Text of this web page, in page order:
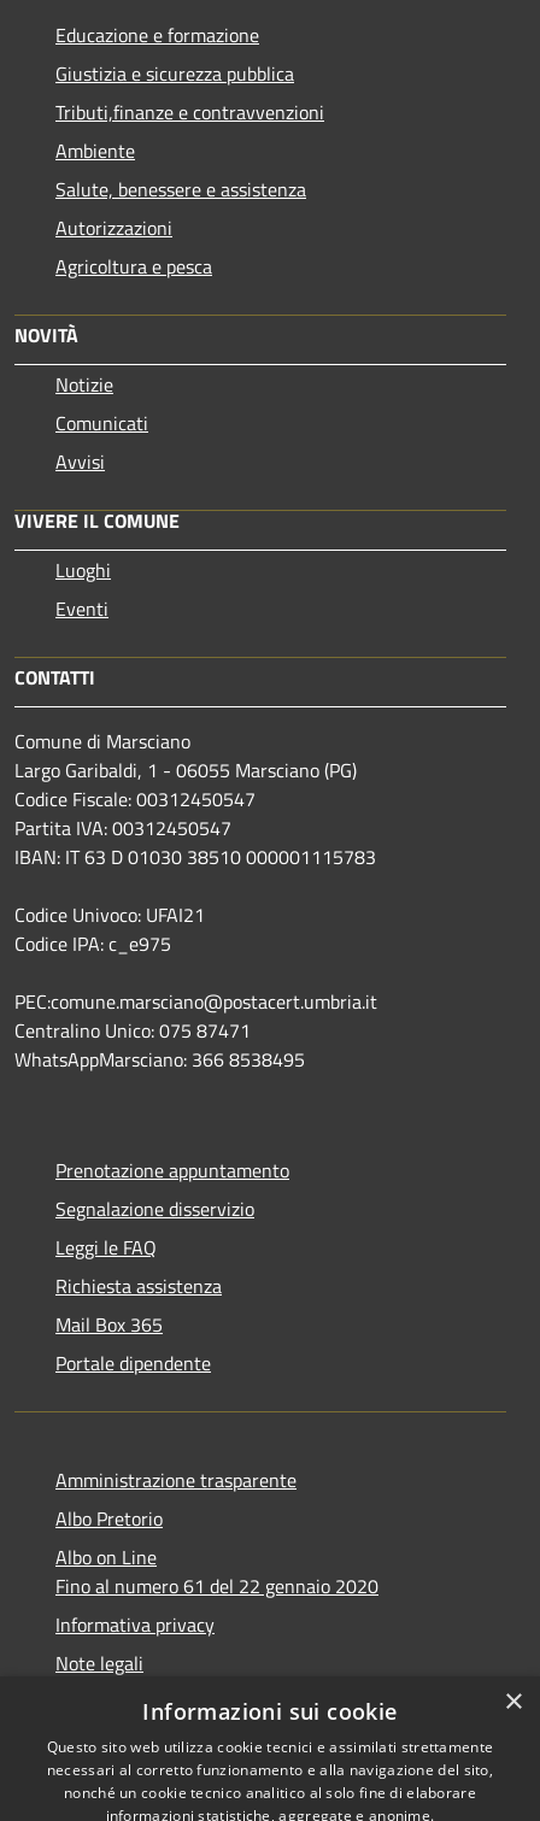
Educazione e formazione
Giustizia e sicurezza pubblica
Tributi,finanze e contravvenzioni
Ambiente
Salute, benessere e assistenza
Autorizzazioni
Agricoltura e pesca
NOVITÀ
Notizie
Comunicati
Avvisi
VIVERE IL COMUNE
Luoghi
Eventi
CONTATTI
Comune di Marsciano
Largo Garibaldi, 1 - 06055 Marsciano (PG)
Codice Fiscale: 00312450547
Partita IVA: 00312450547
IBAN: IT 63 D 01030 38510 000001115783
Codice Univoco: UFAI21
Codice IPA: c_e975
PEC:comune.marsciano@postacert.umbria.it
Centralino Unico: 075 87471
WhatsAppMarsciano: 366 8538495
Prenotazione appuntamento
Segnalazione disservizio
Leggi le FAQ
Richiesta assistenza
Mail Box 365
Portale dipendente
Amministrazione trasparente
Albo Pretorio
Albo on Line
Fino al numero 61 del 22 gennaio 2020
Informativa privacy
Note legali
Dichiarazione di accessibilità
×
Informazioni sui cookie
Questo sito web utilizza cookie tecnici e assimilati strettamente
necessari al corretto funzionamento e alla navigazione del sito,
nonché un cookie tecnico analitico al solo fine di elaborare
informazioni statistiche, aggregate e anonime.